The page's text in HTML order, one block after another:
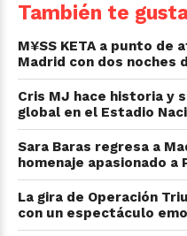
También te
M¥SS KETA a punto de
Madrid con dos noches
Cris MJ hace historia y
global en el Estadio
Sara Baras regresa a
homenaje apasionado a
La gira de Operación
con un espectáculo